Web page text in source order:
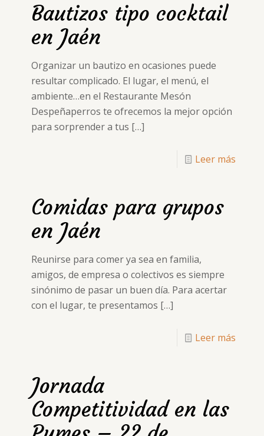
Bautizos tipo cocktail
en Jaén
Organizar un bautizo en ocasiones puede
resultar complicado. El lugar, el menú, el
ambiente…en el Restaurante Mesón
Despeñaperros te ofrecemos la mejor opción
para sorprender a tus […]
Leer más
Comidas para grupos
en Jaén
Reunirse para comer ya sea en familia,
amigos, de empresa o colectivos es siempre
sinónimo de pasar un buen día. Para acertar
con el lugar, te presentamos […]
Leer más
Jornada
Competitividad en las